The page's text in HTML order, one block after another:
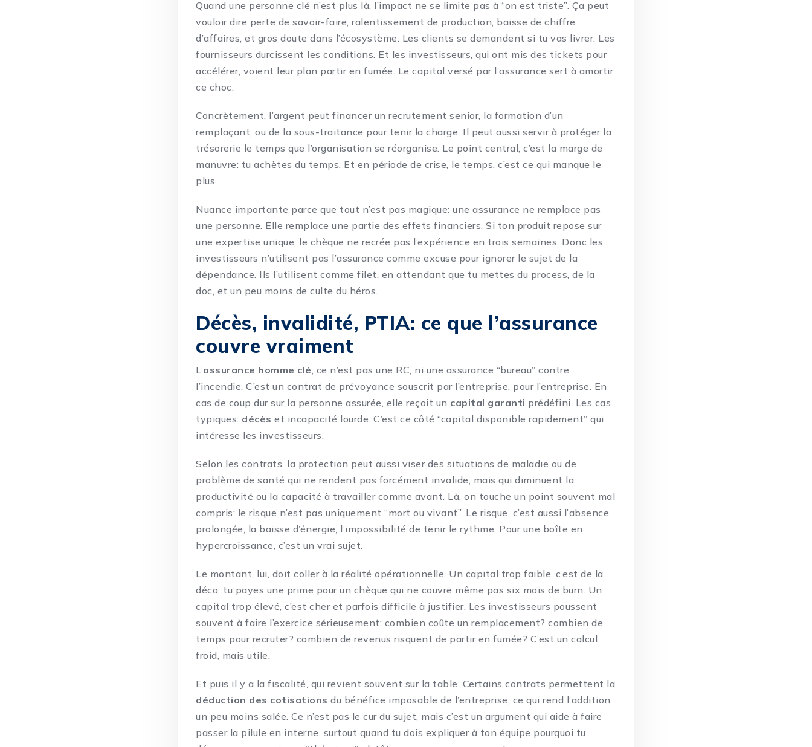
Quand une personne clé n’est plus là, l’impact ne se limite pas à “on est triste”. Ça peut
vouloir dire perte de savoir-faire, ralentissement de production, baisse de chiffre
d’affaires, et gros doute dans l’écosystème. Les clients se demandent si tu vas livrer. Les
fournisseurs durcissent les conditions. Et les investisseurs, qui ont mis des tickets pour
accélérer, voient leur plan partir en fumée. Le capital versé par l’assurance sert à amortir
ce choc.
Concrètement, l’argent peut financer un recrutement senior, la formation d’un
remplaçant, ou de la sous-traitance pour tenir la charge. Il peut aussi servir à protéger la
trésorerie le temps que l’organisation se réorganise. Le point central, c’est la marge de
manuvre: tu achètes du temps. Et en période de crise, le temps, c’est ce qui manque le
plus.
Nuance importante parce que tout n’est pas magique: une assurance ne remplace pas
une personne. Elle remplace une partie des effets financiers. Si ton produit repose sur
une expertise unique, le chèque ne recrée pas l’expérience en trois semaines. Donc les
investisseurs n’utilisent pas l’assurance comme excuse pour ignorer le sujet de la
dépendance. Ils l’utilisent comme filet, en attendant que tu mettes du process, de la
doc, et un peu moins de culte du héros.
Décès, invalidité, PTIA: ce que l’assurance
couvre vraiment
L’assurance homme clé , ce n’est pas une RC, ni une assurance “bureau” contre
l’incendie. C’est un contrat de prévoyance souscrit par l’entreprise, pour l’entreprise. En
cas de coup dur sur la personne assurée, elle reçoit un capital garanti prédéfini. Les cas
typiques: décès et incapacité lourde. C’est ce côté “capital disponible rapidement” qui
intéresse les investisseurs.
Selon les contrats, la protection peut aussi viser des situations de maladie ou de
problème de santé qui ne rendent pas forcément invalide, mais qui diminuent la
productivité ou la capacité à travailler comme avant. Là, on touche un point souvent mal
compris: le risque n’est pas uniquement “mort ou vivant”. Le risque, c’est aussi l’absence
prolongée, la baisse d’énergie, l’impossibilité de tenir le rythme. Pour une boîte en
hypercroissance, c’est un vrai sujet.
Le montant, lui, doit coller à la réalité opérationnelle. Un capital trop faible, c’est de la
déco: tu payes une prime pour un chèque qui ne couvre même pas six mois de burn. Un
capital trop élevé, c’est cher et parfois difficile à justifier. Les investisseurs poussent
souvent à faire l’exercice sérieusement: combien coûte un remplacement? combien de
temps pour recruter? combien de revenus risquent de partir en fumée? C’est un calcul
froid, mais utile.
Et puis il y a la fiscalité, qui revient souvent sur la table. Certains contrats permettent la
déduction des cotisations du bénéfice imposable de l’entreprise, ce qui rend l’addition
un peu moins salée. Ce n’est pas le cur du sujet, mais c’est un argument qui aide à faire
passer la pilule en interne, surtout quand tu dois expliquer à ton équipe pourquoi tu